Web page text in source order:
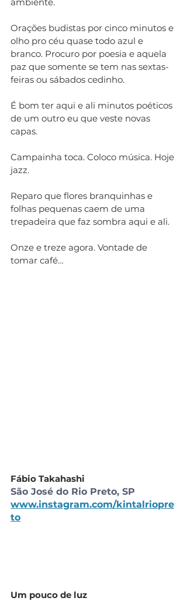
Orações budistas por cinco minutos e
olho pro céu quase todo azul e
branco. Procuro por poesia e aquela
paz que somente se tem nas sextas-
feiras ou sábados cedinho.
É bom ter aqui e ali minutos poéticos
de um outro eu que veste novas
capas.
Campainha toca. Coloco música. Hoje
jazz.
Reparo que flores branquinhas e
folhas pequenas caem de uma
trepadeira que faz sombra aqui e ali.
Onze e treze agora. Vontade de
tomar café…
Fábio Takahashi
São José do Rio Preto, SP
www.instagram.com/kintalriopre
to
Um pouco de luz